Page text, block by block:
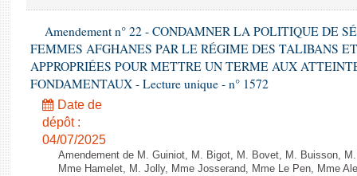
Amendement n° 22 - CONDAMNER LA POLITIQUE DE
FEMMES AFGHANES PAR LE RÉGIME DES TALIBANS
APPROPRIÉES POUR METTRE UN TERME AUX
FONDAMENTAUX - Lecture unique - n° 1572
Date de
dépôt :
04/07/2025
Amendement de M. Guiniot, M. Bigot, M. Bovet, M. Buisson,
Mme Hamelet, M. Jolly, Mme Josserand, Mme Le Pen, Mme